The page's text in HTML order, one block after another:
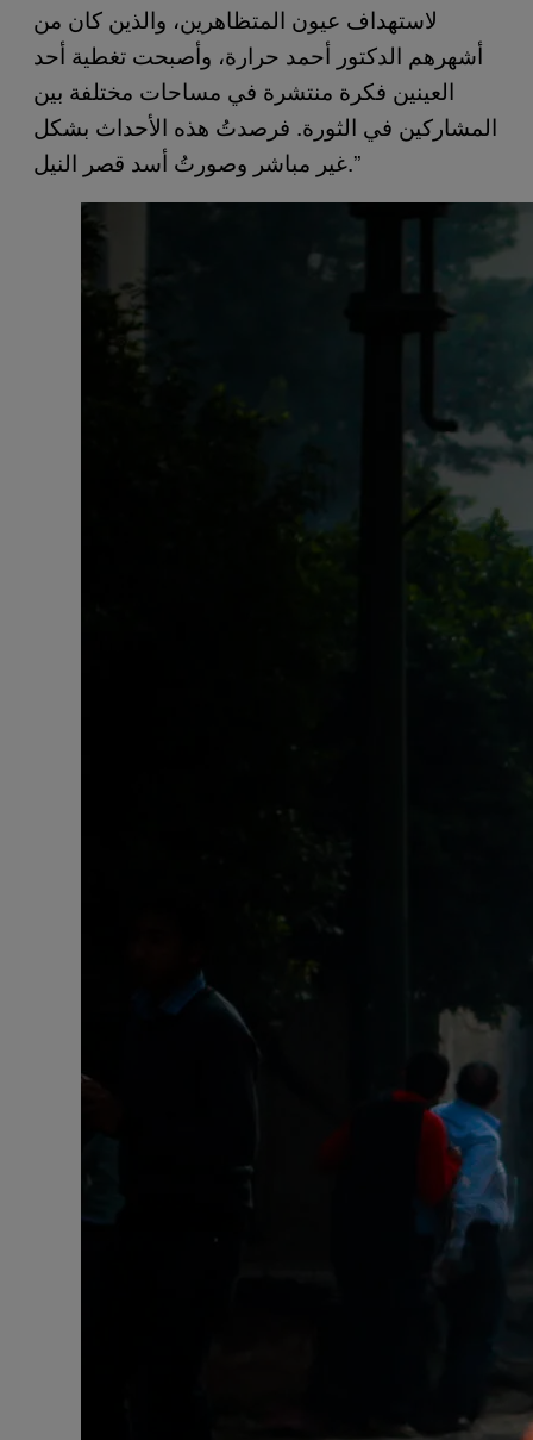
لاستهداف عيون المتظاهرين، والذين كان من
أشهرهم الدكتور أحمد حرارة، وأصبحت تغطية أحد
العينين فكرة منتشرة في مساحات مختلفة بين
المشاركين في الثورة. فرصدتُ هذه الأحداث بشكل
غير مباشر وصورتُ أسد قصر النيل.”